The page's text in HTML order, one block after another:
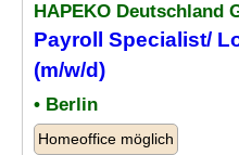
HAPEKO Deutschland
Payroll Specialist/
(m/w/d)
• Berlin
Homeoffice möglich